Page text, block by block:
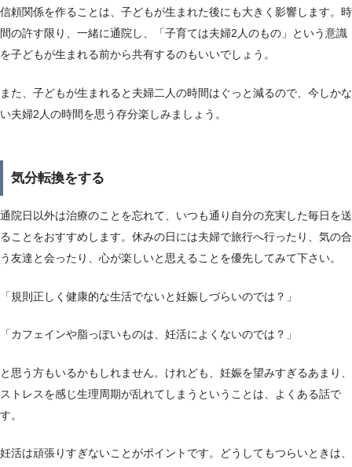
信頼関係を作ることは、子どもが生まれた後にも大きく影響します。時
間の許す限り、一緒に通院し、「子育ては夫婦2人のもの」という意識
を子どもが生まれる前から共有するのもいいでしょう。
また、子どもが生まれると夫婦二人の時間はぐっと減るので、今しかな
い夫婦2人の時間を思う存分楽しみましょう。
気分転換をする
通院日以外は治療のことを忘れて、いつも通り自分の充実した毎日を送
ることをおすすめします。休みの日には夫婦で旅行へ行ったり、気の合
う友達と会ったり、心が楽しいと思えることを優先してみて下さい。
「規則正しく健康的な生活でないと妊娠しづらいのでは？」
「カフェインや脂っぽいものは、妊活によくないのでは？」
と思う方もいるかもしれません。けれども、妊娠を望みすぎるあまり、
ストレスを感じ生理周期が乱れてしまうということは、よくある話で
す。
妊活は頑張りすぎないことがポイントです。どうしてもつらいときは、